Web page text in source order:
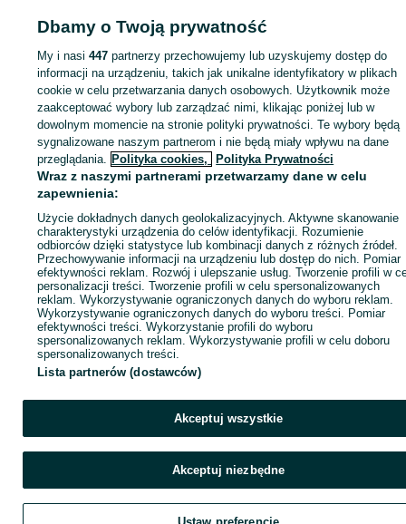
Strona główna Elektronika Sprzęt AGD
Pomorskie
Pralki - Gdańsk Pralki - Przymorze Wielkie
KATEGORIA
ID:69225545 Wyświetlenia:
Zadzwoń / SMS
Dbamy o Twoją prywatność
My i nasi447 partnerzy przechowujemy lub uzyskujemy dostęp do
informacji na urządzeniu, takich jak unikalne identyfikatory w plikach
cookie w celu przetwarzania danych osobowych. Użytkownik może
zaakceptować wybory lub zarządzać nimi, klikając poniżej lub w
dowolnym momencie na stronie polityki prywatności. Te wybory będą
sygnalizowane naszym partnerom i nie będą miały wpływu na dane
przeglądania. Polityka cookies, Polityka Prywatności
Wraz z naszymi partnerami przetwarzamy dane w celu
zapewnienia:
Użycie dokładnych danych geolokalizacyjnych. Aktywne skanowanie
charakterystyki urządzenia do celów identyfikacji. Rozumienie
odbiorców dzięki statystyce lub kombinacji danych z różnych źródeł.
Przechowywanie informacji na urządzeniu lub dostęp do nich. Pomiar
efektywności reklam. Rozwój i ulepszanie usług. Tworzenie profili w
personalizacji treści. Tworzenie profili w celu spersonalizowanych
reklam. Wykorzystywanie ograniczonych danych do wyboru reklam.
Wykorzystywanie ograniczonych danych do wyboru treści. Pomiar
efektywności treści. Wykorzystanie profili do wyboru
spersonalizowanych reklam. Wykorzystywanie profili w celu doboru
spersonalizowanych treści.
Lista partnerów (dostawców)
Akceptuj wszystkie
Akceptuj niezbędne